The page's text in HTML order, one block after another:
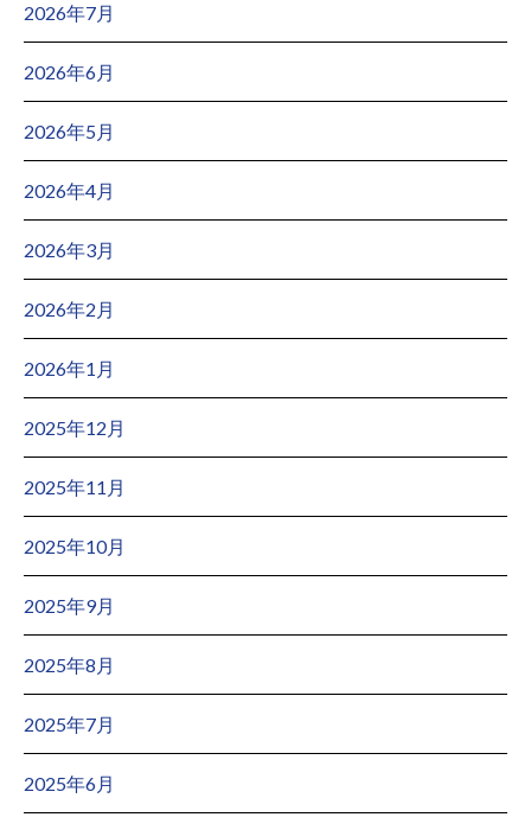
2026年7月
2026年6月
2026年5月
2026年4月
2026年3月
2026年2月
2026年1月
2025年12月
2025年11月
2025年10月
2025年9月
2025年8月
2025年7月
2025年6月